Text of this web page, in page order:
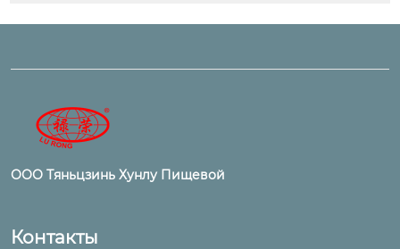
ООО Тяньцзинь Хунлу Пищевой
Контакты